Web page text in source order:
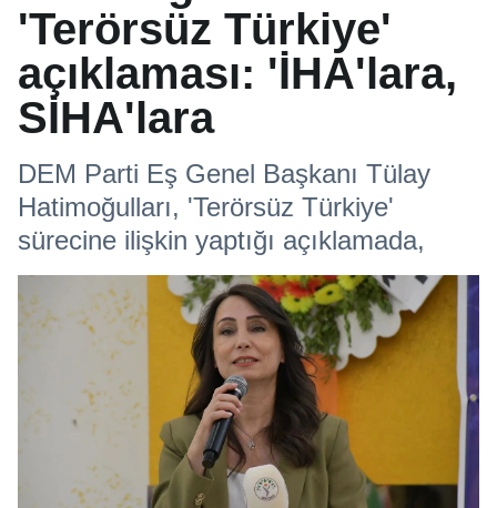
'Terörsüz Türkiye'
açıklaması: 'İHA'lara,
SİHA'lara
DEM Parti Eş Genel Başkanı Tülay
Hatimoğulları, 'Terörsüz Türkiye'
sürecine ilişkin yaptığı açıklamada,